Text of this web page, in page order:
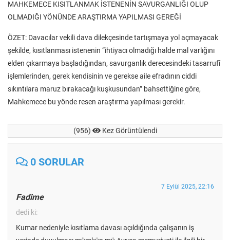
MAHKEMECE KISITLANMAK İSTENENİN SAVURGANLIĞI OLUP
OLMADIĞI YÖNÜNDE ARAŞTIRMA YAPILMASI GEREĞİ
ÖZET: Davacılar vekili dava dilekçesinde tartışmaya yol açmayacak
şekilde, kısıtlanması istenenin “ihtiyacı olmadığı halde mal varlığını
elden çıkarmaya başladığından, savurganlık derecesindeki tasarrufî
işlemlerinden, gerek kendisinin ve gerekse aile efradının ciddi
sıkıntılara maruz bırakacağı kuşkusundan” bahsettiğine göre,
Mahkemece bu yönde resen araştırma yapılması gerekir.
(956) Kez Görüntülendi
0 SORULAR
Fadime
dedi ki:
7 Eylül 2025, 22:16
Kumar nedeniyle kısıtlama davası açıldığında çalışanın iş